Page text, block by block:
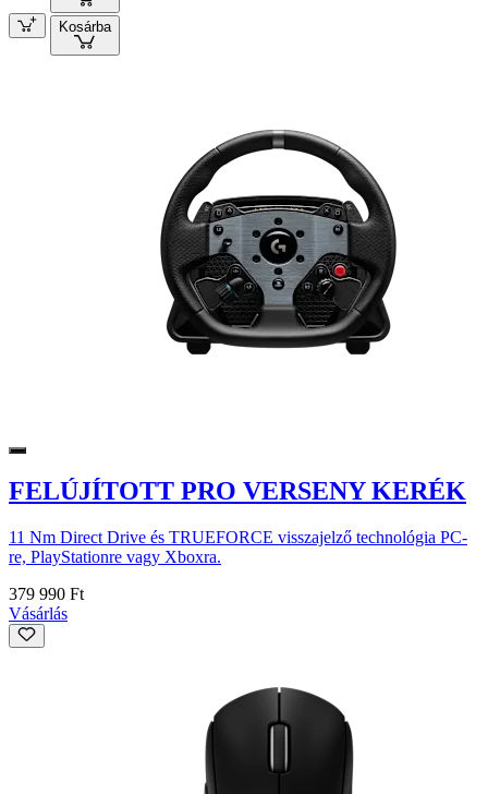
Kosárba
FELÚJÍTOTT PRO VERSENY KERÉK
11 Nm Direct Drive és TRUEFORCE visszajelző technológia PC-
re, PlayStationre vagy Xboxra.
379 990 Ft
Vásárlás